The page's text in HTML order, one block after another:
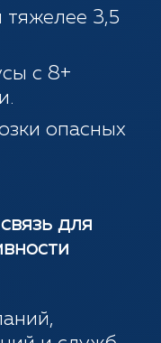
тяжелее 3,5
с 8+
опасных
для